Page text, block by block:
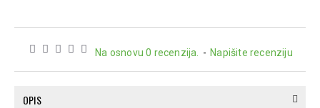
Na osnovu 0 recenzija. - Napišite recenziju
OPIS